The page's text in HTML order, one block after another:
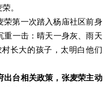
。
第一次踏入杨庙社区前身
重一击：晴天一身灰、雨天
长大的孩子，太明白他们
出台相关政策，张麦荣主动